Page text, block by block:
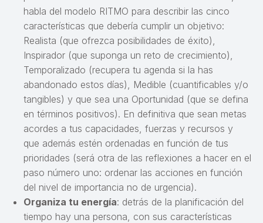
habla del modelo RITMO para describir las cinco
características que debería cumplir un objetivo:
Realista (que ofrezca posibilidades de éxito),
Inspirador (que suponga un reto de crecimiento),
Temporalizado (recupera tu agenda si la has
abandonado estos días), Medible (cuantificables y/o
tangibles) y que sea una Oportunidad (que se defina
en términos positivos). En definitiva que sean metas
acordes a tus capacidades, fuerzas y recursos y
que además estén ordenadas en función de tus
prioridades (será otra de las reflexiones a hacer en el
paso número uno: ordenar las acciones en función
del nivel de importancia no de urgencia).
Organiza tu energía: detrás de la planificación del
tiempo hay una persona, con sus características